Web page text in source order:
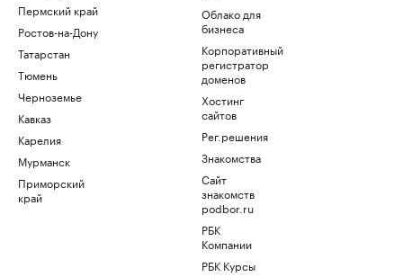
Пермский край
Ростов-на-Дону
Татарстан
Тюмень
Черноземье
Кавказ
Карелия
Мурманск
Приморский
край
Облако для
бизнеса
Корпоративный
регистратор
доменов
Хостинг
сайтов
Рег.решения
Знакомства
Сайт
знакомств
podbor.ru
РБК
Компании
РБК Курсы